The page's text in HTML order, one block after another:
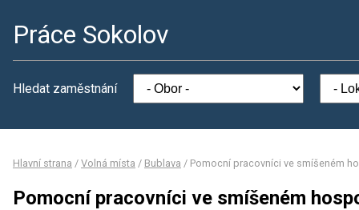
Práce Sokolov
Hledat zaměstnání
Hlavní strana / Volná místa / Bublava / Pomocní pracovníci ve smíšeném
Pomocní pracovníci ve smíšeném